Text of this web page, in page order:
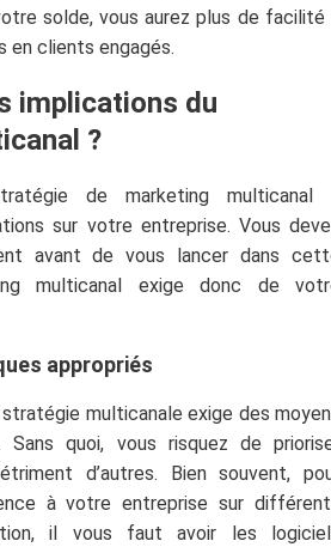
solde, vous aurez plus de facilité
en clients engagés.
implications du
?
de marketing multicanal
sur votre entreprise. Vous
avant de vous lancer dans
multicanal exige donc de
appropriés
stratégie multicanale exige des
Sans quoi, vous risquez de
d’autres. Bien souvent,
à votre entreprise sur
il vous faut avoir les